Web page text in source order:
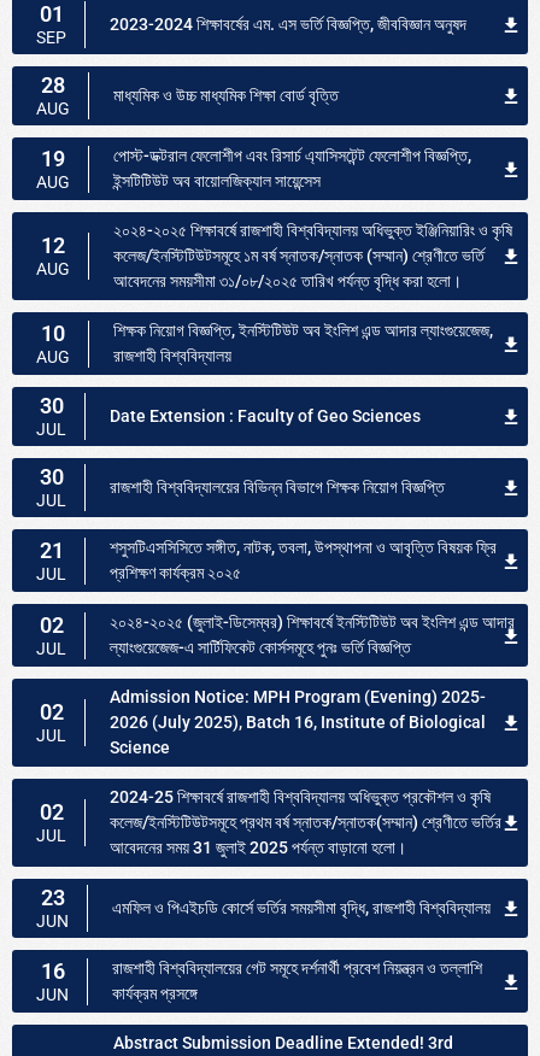
01
SEP
2023-2024 শিক্ষাবর্ষের এম. এস ভর্তি বিজ্ঞপ্তি, জীববিজ্ঞান অনুষদ
28
AUG
মাধ্যমিক ও উচ্চ মাধ্যমিক শিক্ষা বোর্ড বৃত্তি
19
AUG
পোস্ট-ডক্টরাল ফেলোশীপ এবং রিসার্চ এ্যাসিসটেন্ট ফেলোশীপ বিজ্ঞপ্তি,
ইন্সটিটিউট অব বায়োলজিক্যাল সায়েন্সেস
12
AUG
২০২৪-২০২৫ শিক্ষাবর্ষে রাজশাহী বিশ্ববিদ্যালয় অধিভুক্ত ইঞ্জিনিয়ারিং ও কৃষি
কলেজ/ইনস্টিটিউটসমূহে ১ম বর্ষ স্নাতক/স্নাতক (সম্মান) শ্রেণীতে ভর্তি
আবেদনের সময়সীমা ৩১/০৮/২০২৫ তারিখ পর্যন্ত বৃদ্ধি করা হলো।
10
AUG
শিক্ষক নিয়োগ বিজ্ঞপ্তি, ইনস্টিটিউট অব ইংলিশ এন্ড আদার ল্যাংগুয়েজেজ,
রাজশাহী বিশ্ববিদ্যালয়
30
JUL
Date Extension : Faculty of Geo Sciences
30
JUL
রাজশাহী বিশ্ববিদ্যালয়ের বিভিন্ন বিভাগে শিক্ষক নিয়োগ বিজ্ঞপ্তি
21
JUL
শসুসটিএসসিসিতে সঙ্গীত, নাটক, তবলা, উপস্থাপনা ও আবৃত্তি বিষয়ক ফ্রি
প্রশিক্ষণ কার্যক্রম ২০২৫
02
JUL
২০২৪-২০২৫ (জুলাই-ডিসেম্বর) শিক্ষাবর্ষে ইনস্টিটিউট অব ইংলিশ এন্ড আদার
ল্যাংগুয়েজেজ-এ সার্টিফিকেট কোর্সসমূহে পুনঃ ভর্তি বিজ্ঞপ্তি
02
JUL
Admission Notice: MPH Program (Evening) 2025-
2026 (July 2025), Batch 16, Institute of Biological
Science
02
JUL
2024-25 শিক্ষাবর্ষে রাজশাহী বিশ্ববিদ্যালয় অধিভুক্ত প্রকৌশল ও কৃষি
কলেজ/ইনস্টিটিউটসমূহে প্রথম বর্ষ স্নাতক/স্নাতক(সম্মান) শ্রেণীতে ভর্তির
আবেদনের সময় 31 জুলাই 2025 পর্যন্ত বাড়ানো হলো।
23
JUN
এমফিল ও পিএইচডি কোর্সে ভর্তির সময়সীমা বৃদ্ধি, রাজশাহী বিশ্ববিদ্যালয়
16
JUN
রাজশাহী বিশ্ববিদ্যালয়ের গেট সমূহে দর্শনার্থী প্রবেশ নিয়ন্ত্রন ও তল্লাশি
কার্যক্রম প্রসঙ্গে
Abstract Submission Deadline Extended! 3rd